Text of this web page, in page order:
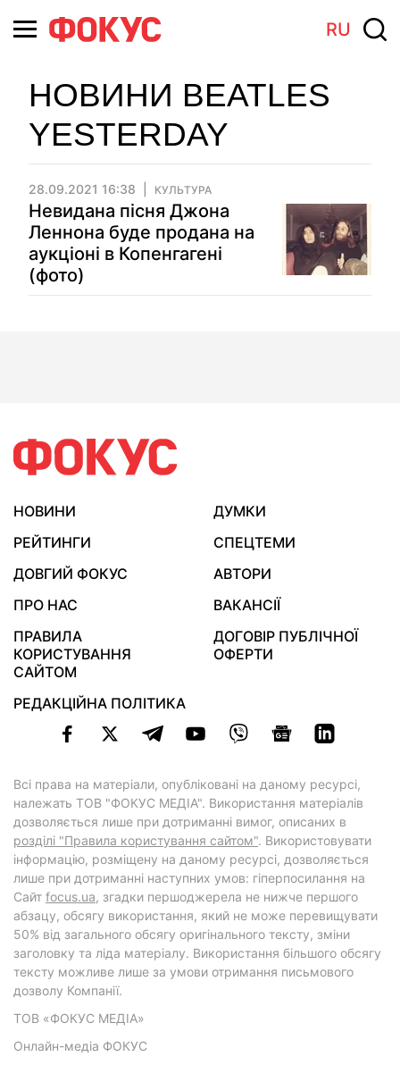
RU
НОВИНИ BEATLES
YESTERDAY
28.09.2021 16:38 КУЛЬТУРА
Невидана пісня Джона
Леннона буде продана на
аукціоні в Копенгагені
(фото)
НОВИНИ
ДУМКИ
РЕЙТИНГИ
СПЕЦТЕМИ
ДОВГИЙ ФОКУС
АВТОРИ
ПРО НАС
ВАКАНСІЇ
ПРАВИЛА
КОРИСТУВАННЯ
САЙТОМ
ДОГОВІР ПУБЛІЧНОЇ
ОФЕРТИ
РЕДАКЦІЙНА ПОЛІТИКА
Всі права на матеріали, опубліковані на даному ресурсі,
належать ТОВ "ФОКУС МЕДІА". Використання матеріалів
дозволяється лише при дотриманні вимог, описаних в
розділі "Правила користування сайтом". Використовувати
інформацію, розміщену на даному ресурсі, дозволяється
лише при дотриманні наступних умов: гіперпосилання на
Cайт focus.ua, згадки першоджерела не нижче першого
абзацу, обсягу використання, який не може перевищувати
50% від загального обсягу оригінального тексту, зміни
заголовку та ліда матеріалу. Використання більшого обсягу
тексту можливе лише за умови отримання письмового
дозволу Компанії.
ТОВ «ФОКУС МЕДІА»
Онлайн-медіа ФОКУС